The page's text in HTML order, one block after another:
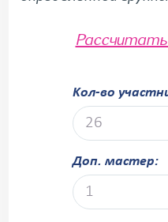
Kол-во
Доп. мастер: